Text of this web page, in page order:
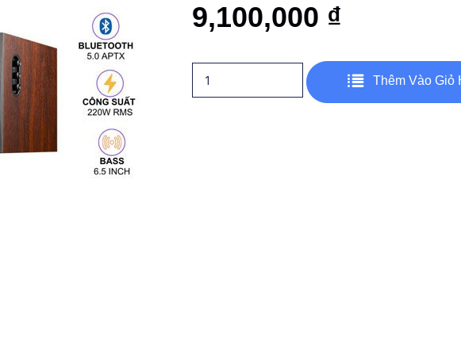
9,100,000 ₫
Thêm Vào Giỏ